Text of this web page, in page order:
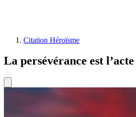
Citation Héroïsme
La persévérance est